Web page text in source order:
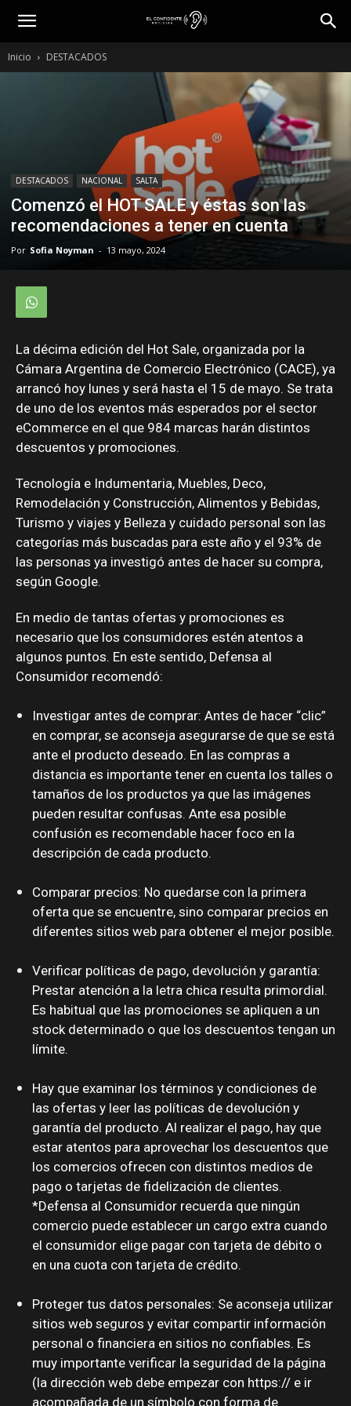
Inicio DESTACADOS
DESTACADOS NACIONAL SALTA
Comenzó el HOT SALE y éstas son las
recomendaciones a tener en cuenta
Por Sofia Noyman - 13 mayo, 2024
La décima edición del Hot Sale, organizada por la
Cámara Argentina de Comercio Electrónico (CACE), ya
arrancó hoy lunes y será hasta el 15 de mayo. Se trata
de uno de los eventos más esperados por el sector
eCommerce en el que 984 marcas harán distintos
descuentos y promociones.
Tecnología e Indumentaria, Muebles, Deco,
Remodelación y Construcción, Alimentos y Bebidas,
Turismo y viajes y Belleza y cuidado personal son las
categorías más buscadas para este año y el 93% de
las personas ya investigó antes de hacer su compra,
según Google.
En medio de tantas ofertas y promociones es
necesario que los consumidores estén atentos a
algunos puntos. En este sentido, Defensa al
Consumidor recomendó:
Investigar antes de comprar: Antes de hacer “clic”
en comprar, se aconseja asegurarse de que se está
ante el producto deseado. En las compras a
distancia es importante tener en cuenta los talles o
tamaños de los productos ya que las imágenes
pueden resultar confusas. Ante esa posible
confusión es recomendable hacer foco en la
descripción de cada producto.
Comparar precios: No quedarse con la primera
oferta que se encuentre, sino comparar precios en
diferentes sitios web para obtener el mejor posible.
Verificar políticas de pago, devolución y garantía:
Prestar atención a la letra chica resulta primordial.
Es habitual que las promociones se apliquen a un
stock determinado o que los descuentos tengan un
límite.
Hay que examinar los términos y condiciones de
las ofertas y leer las políticas de devolución y
garantía del producto. Al realizar el pago, hay que
estar atentos para aprovechar los descuentos que
los comercios ofrecen con distintos medios de
pago o tarjetas de fidelización de clientes.
*Defensa al Consumidor recuerda que ningún
comercio puede establecer un cargo extra cuando
el consumidor elige pagar con tarjeta de débito o
en una cuota con tarjeta de crédito.
Proteger tus datos personales: Se aconseja utilizar
sitios web seguros y evitar compartir información
personal o financiera en sitios no confiables. Es
muy importante verificar la seguridad de la página
(la dirección web debe empezar con https:// e ir
acompañada de un símbolo con forma de